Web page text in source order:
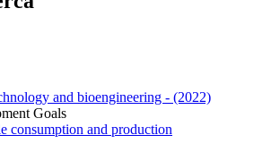
and bioengineering - (2022)
Goals
consumption and production